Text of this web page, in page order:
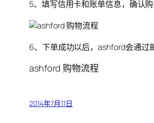
5、填写信用卡和账单信息，确认购
6、下单成功以后，ashford会通过
ashford 购物流程
2014年7月11日